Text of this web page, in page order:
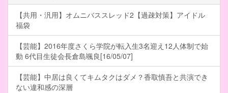
【共用・汎用】オムニバススレッド2【過疎対策】アイドル
福袋
【芸能】2016年度さくら学院が転入生3名迎え12人体制で始
動 6代目生徒会長倉島颯良[16/05/07]
【芸能】中居は良くてキムタクはダメ？香取慎吾と共演でき
ない違和感の深層